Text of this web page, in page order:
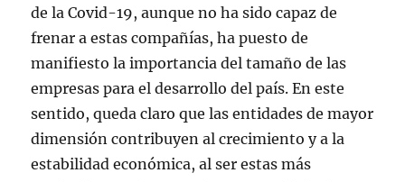
de la Covid-19, aunque no ha sido capaz de
frenar a estas compañías, ha puesto de
manifiesto la importancia del tamaño de las
empresas para el desarrollo del país. En este
sentido, queda claro que las entidades de mayor
dimensión contribuyen al crecimiento y a la
estabilidad económica, al ser estas más